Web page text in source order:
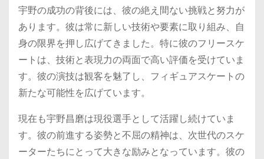
宇野の成功の背後には、彼の絶え間ない挑戦と努力が
あります。彼は常に新しい技術や要素に取り組み、自
身の限界を押し広げてきました。特に彼のフリースケ
ートは、技術と表現力の両面で高い評価を受けていま
す。彼の演技は観客を魅了し、フィギュアスケートの
新たな可能性を広げています。
現在も宇野昌磨は現役選手として活躍し続けていま
す。彼の前進する姿勢と不屈の精神は、次世代のスケ
ーターたちにとって大きな励みとなっています。彼の